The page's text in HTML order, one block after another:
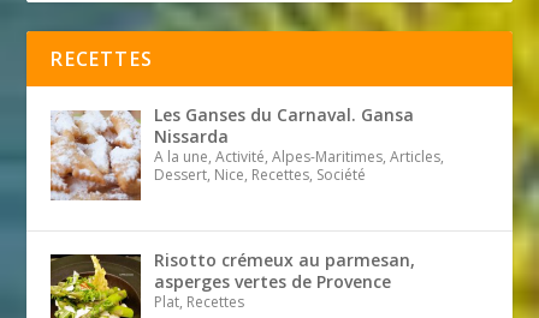
RECETTES
Les Ganses du Carnaval. Gansa
Nissarda
A la une, Activité, Alpes-Maritimes, Articles,
Dessert, Nice, Recettes, Société
Risotto crémeux au parmesan,
asperges vertes de Provence
Plat, Recettes